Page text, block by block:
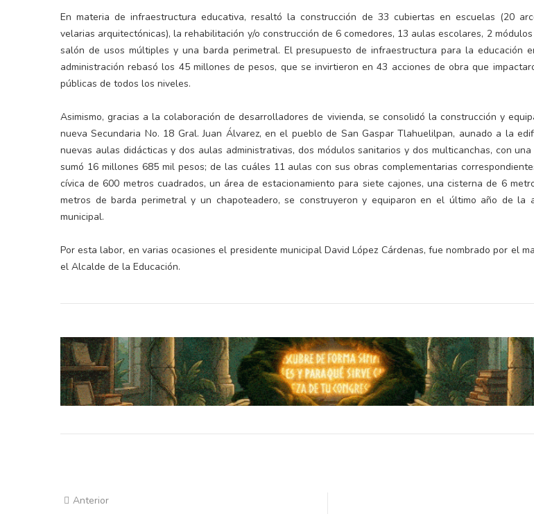
En materia de infraestructura educativa, resaltó la construcción de 33 cubiertas en escuelas (20
velarias arquitectónicas), la rehabilitación y/o construcción de 6 comedores, 13 aulas escolares, 2
salón de usos múltiples y una barda perimetral. El presupuesto de infraestructura para la educación
administración rebasó los 45 millones de pesos, que se invirtieron en 43 acciones de obra que
públicas de todos los niveles.
Asimismo, gracias a la colaboración de desarrolladores de vivienda, se consolidó la construcción y
nueva Secundaria No. 18 Gral. Juan Álvarez, en el pueblo de San Gaspar Tlahuelilpan, aunado a la
nuevas aulas didácticas y dos aulas administrativas, dos módulos sanitarios y dos multicanchas, con
sumó 16 millones 685 mil pesos; de las cuáles 11 aulas con sus obras complementarias
cívica de 600 metros cuadrados, un área de estacionamiento para siete cajones, una cisterna de 6
metros de barda perimetral y un chapoteadero, se construyeron y equiparon en el último año de la
municipal.
Por esta labor, en varias ocasiones el presidente municipal David López Cárdenas, fue nombrado por el
el Alcalde de la Educación.
Anterior